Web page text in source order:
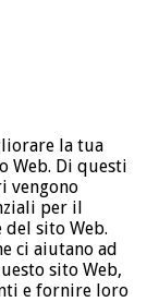
la tua
Web. Di questi
vengono
per il
sito Web.
ci aiutano ad
sito Web,
e fornire loro